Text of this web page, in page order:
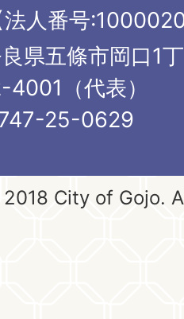
法人番号
県五條市岡口1
（代表）
25-0629
City of Gojo.